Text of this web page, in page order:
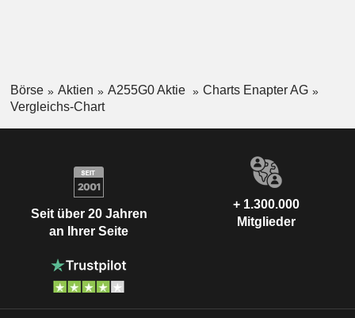
Börse Aktien A255G0 Aktie
Charts Enapter AG
Vergleichs-Chart
Seit über 20 Jahren
an Ihrer Seite
+ 1.300.000
Mitglieder